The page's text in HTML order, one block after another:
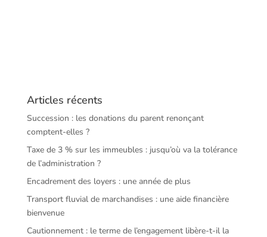
Articles récents
Succession : les donations du parent renonçant
comptent-elles ?
Taxe de 3 % sur les immeubles : jusqu’où va la tolérance
de l’administration ?
Encadrement des loyers : une année de plus
Transport fluvial de marchandises : une aide financière
bienvenue
Cautionnement : le terme de l’engagement libère-t-il la